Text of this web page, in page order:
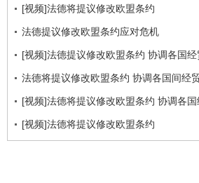
[视频]法德将提议修改欧盟条约
法德提议修改欧盟条约应对危机
[视频]法德提议修改欧盟条约 协调各国
法德将提议修改欧盟条约 协调各国间经
[视频]法德将提议修改欧盟条约 协调各
[视频]法德将提议修改欧盟条约